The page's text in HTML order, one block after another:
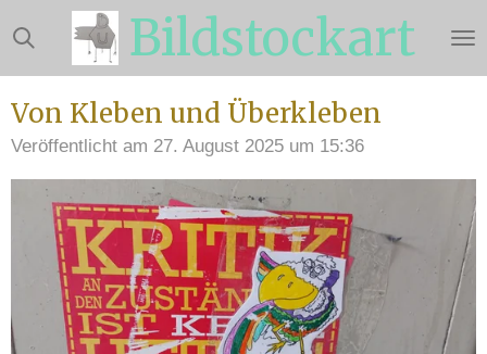
Zum
Hauptinhalt
springen
Bildstockart
Von Kleben und Überkleben
Veröffentlicht am 27. August 2025 um 15:36